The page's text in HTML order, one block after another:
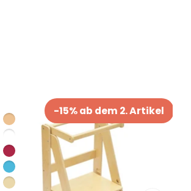
-15% ab dem 2. Artikel